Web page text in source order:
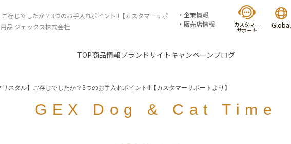
ご存じでしたか？3つのお手入れポイント!!【カスタマーサポ
品 ジェックス株式会社
カスタマー
サポート
Global
TOP商品情報ブランドサイトキャンペーンブログ
企業情報
販売店情報
リスタル】ご存じでしたか？3つのお手入れポイント!!【カスタマーサポートより】
GEX Dog & Cat Time